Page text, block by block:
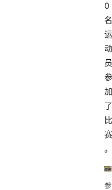
0
名
运
动
员
参
加
了
比
赛
。
参